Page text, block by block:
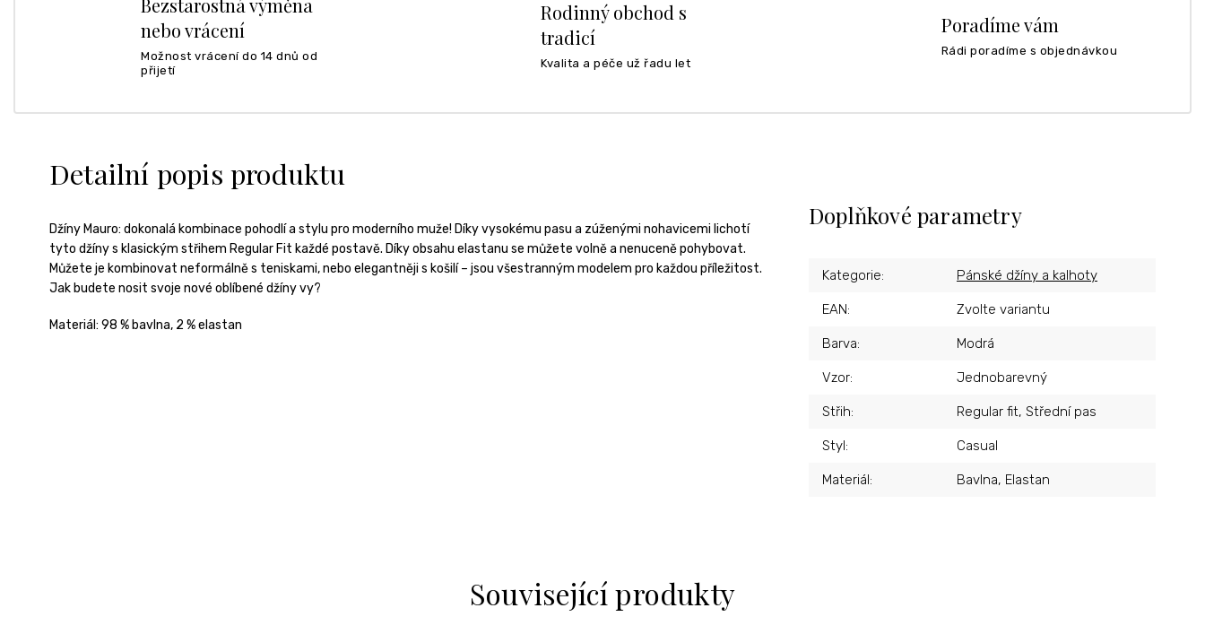
nebo vrácení
Možnost vrácení do 14 dnů od
přijetí
Rodinný obchod s
tradicí
Kvalita a péče už řadu let
Poradíme vám
Rádi poradíme s objednávkou
Související produkty
Detailní popis produktu
Džíny Mauro: dokonalá kombinace pohodlí a stylu pro moderního muže! Díky vysokému pasu a zúženými nohavicemi lichotí
tyto džíny s klasickým střihem Regular Fit každé postavě. Díky obsahu elastanu se můžete volně a nenuceně pohybovat.
Můžete je kombinovat neformálně s teniskami, nebo elegantněji s košilí – jsou všestranným modelem pro každou příležitost.
Jak budete nosit svoje nové oblíbené džíny vy?
Materiál: 98 % bavlna, 2 % elastan
Doplňkové parametry
Kategorie: Pánské džíny a kalhoty
EAN: Zvolte variantu
Barva: Modrá
Vzor: Jednobarevný
Střih: Regular fit, Střední pas
Styl: Casual
Materiál: Bavlna, Elastan